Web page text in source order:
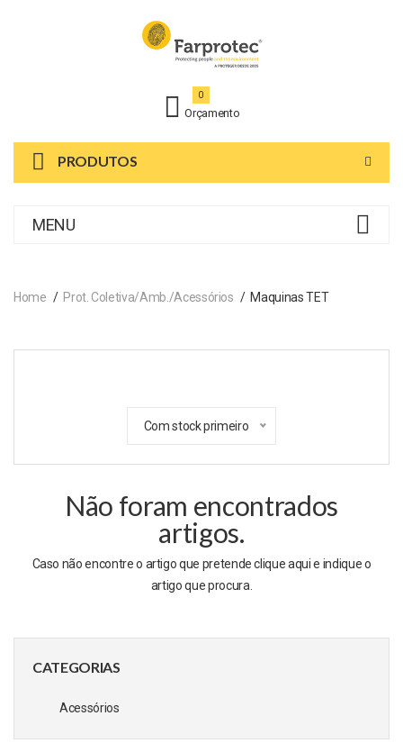
Orçamento
0
PRODUTOS
MENU
Home Prot. Coletiva/Amb./Acessórios Maquinas TET
CATEGORIAS
Acessórios
Com stock primeiro
Não foram encontrados
artigos.
Caso não encontre o artigo que pretende cliqueaquie indique o
artigo que procura.